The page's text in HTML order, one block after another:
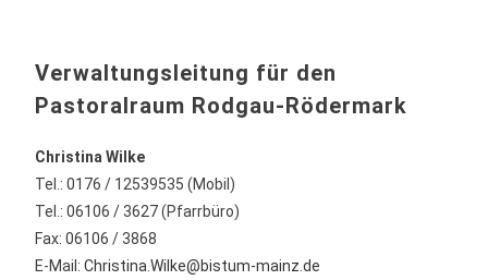
Verwaltungsleitung für den
Pastoralraum Rodgau-Rödermark
Christina Wilke
Tel.: 0176 / 12539535 (Mobil)
Tel.: 06106 / 3627 (Pfarrbüro)
Fax: 06106 / 3868
E-Mail:Christina.Wilke@bistum-mainz.de